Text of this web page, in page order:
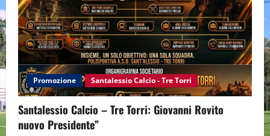
Promozione Santalessio Calcio - Tre Torri
Santalessio Calcio – Tre Torri: Giovanni Rovito
nuovo Presidente”